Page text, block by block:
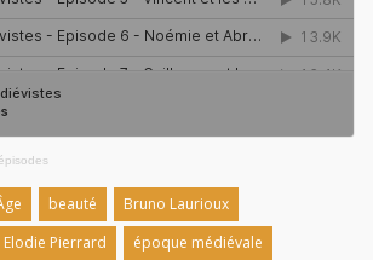
beauté
Bruno Laurioux
Elodie Pierrard
époque médiévale